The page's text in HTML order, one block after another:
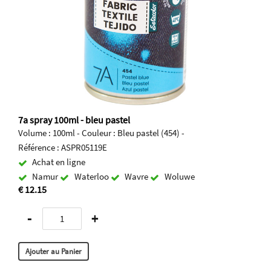
7a spray 100ml - bleu pastel
Volume : 100ml - Couleur : Bleu pastel (454) -
Référence : ASPR05119E
Achat en ligne
Namur
Waterloo Wavre Woluwe
€ 12.15
- +